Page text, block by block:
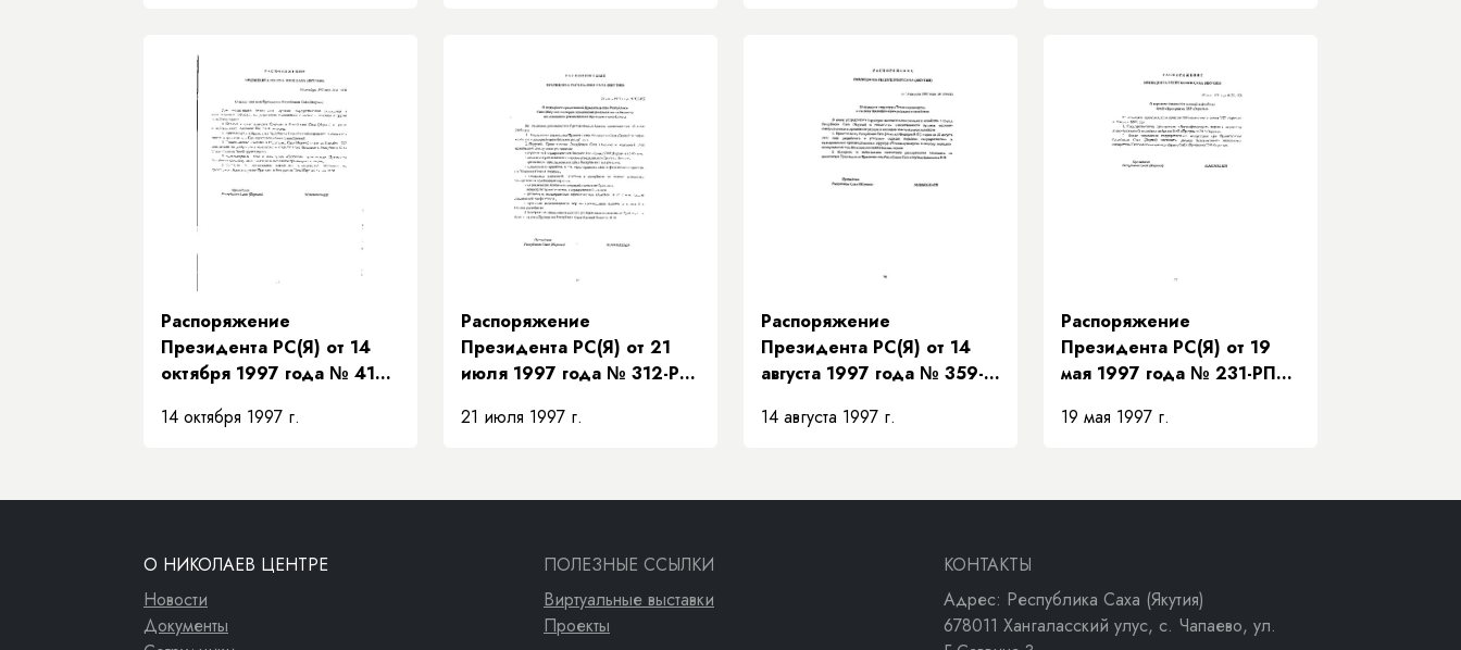
Председателя
Правительства Республики
Саха (Якутия) и порядке
их взаимозамещений»
Республики Саха (Якутия)»
Распоряжение
Президента РС(Я) от 14
октября 1997 года № 419-
Президента Республики
14 октября 1997 г.
Распоряжение
Президента РС(Я) от 21
июля 1997 года № 312-РП
предложений
исполнения доходной
основании рекомендаций
21 июля 1997 г.
Распоряжение
Президента РС(Я) от 14
августа 1997 года № 359-
«Техкоммунэнерго» в
14 августа 1997 г.
Распоряжение
Президента РС(Я) от 19
мая 1997 года № 231-РП
Бестяхской нефтебазы
19 мая 1997 г.
О НИКОЛАЕВ ЦЕНТРЕ
Новости
Документы
ПОЛЕЗНЫЕ ССЫЛКИ
Виртуальные выставки
Проекты
КОНТАКТЫ
Адрес: Республика Саха (Якутия)
678011 Хангаласский улус, с. Чапаево, ул.